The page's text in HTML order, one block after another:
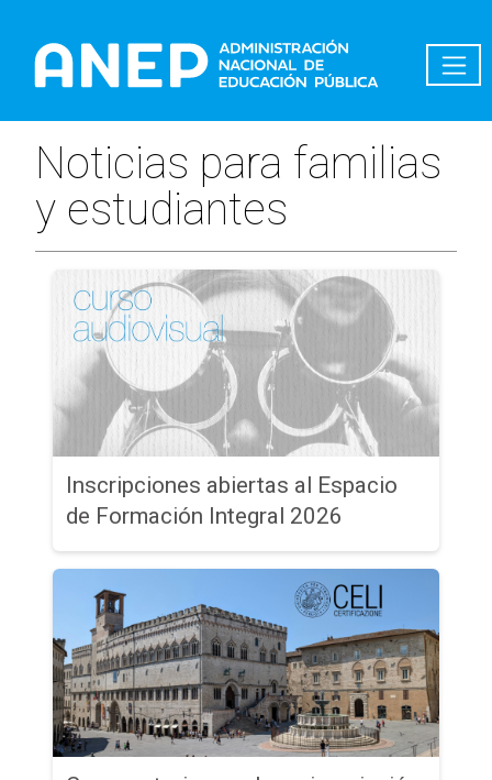
Noticias para familias
y estudiantes
Inscripciones abiertas al Espacio
de Formación Integral 2026